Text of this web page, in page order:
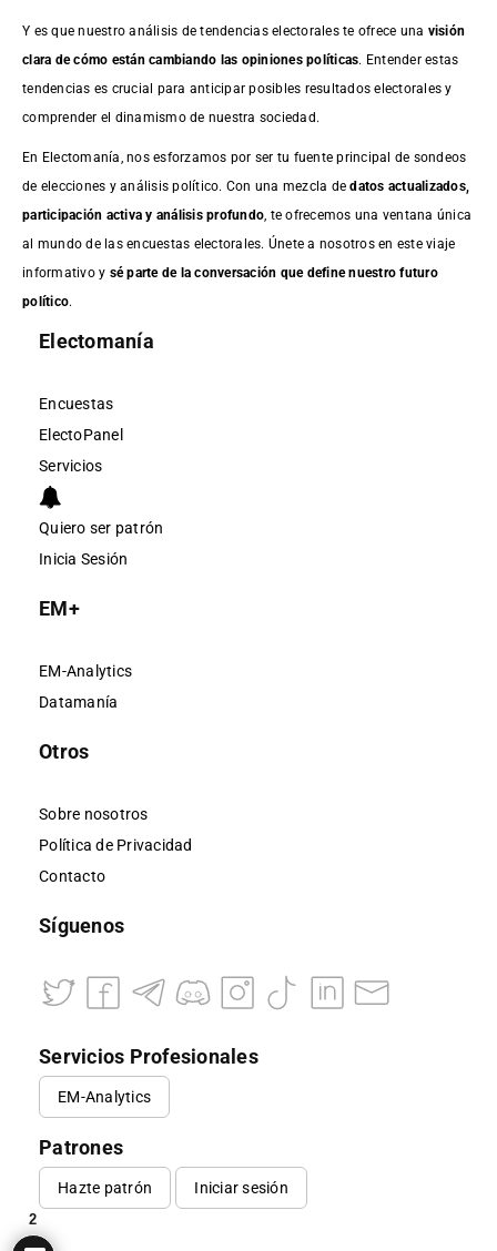
Y es que nuestro análisis de tendencias electorales te ofrece una visión
clara de cómo están cambiando las opiniones políticas. Entender estas
tendencias es crucial para anticipar posibles resultados electorales y
comprender el dinamismo de nuestra sociedad.
En Electomanía, nos esforzamos por ser tu fuente principal de sondeos
de elecciones y análisis político. Con una mezcla dedatos actualizados,
participación activa y análisis profundo , te ofrecemos una ventana única
al mundo de las encuestas electorales. Únete a nosotros en este viaje
informativo y sé parte de la conversación que define nuestro futuro
político.
Electomanía
Encuestas
ElectoPanel
Servicios
Quiero ser patrón
Inicia Sesión
EM+
EM-Analytics
Datamanía
Otros
Sobre nosotros
Política de Privacidad
Contacto
Síguenos
Servicios Profesionales
EM-Analytics
Patrones
Hazte patrón Iniciar sesión
2